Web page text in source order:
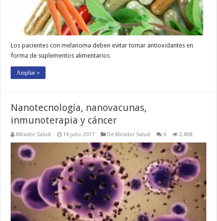
Los pacientes con melanoma deben evitar tomar antioxidantes en
forma de suplementos alimentarios
Ampliar »
Nanotecnología, nanovacunas,
inmunoterapia y cáncer
MIrador Salud 14 julio 2017 De Mirador Salud 0 2,868